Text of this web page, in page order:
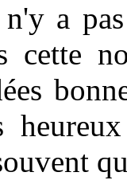
a pas
cette